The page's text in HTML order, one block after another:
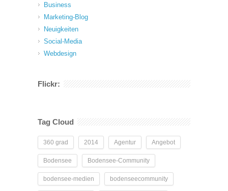
Business
Marketing-Blog
Neuigkeiten
Social-Media
Webdesign
Flickr:
Tag Cloud
360 grad 2014 Agentur Angebot
Bodensee Bodensee-Community
bodensee-medien bodenseecommunity